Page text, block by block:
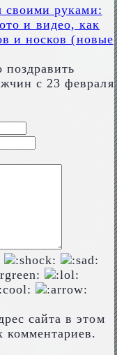
своими руками:
и видео, как
и носков (новые
с 23 февраля
сайта в этом
комментариев.